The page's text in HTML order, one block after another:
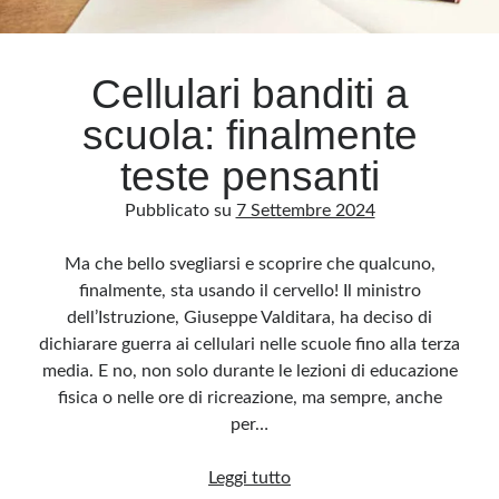
Archivio
Categorie
Questo blog non rappresenta una testata giornalistica, in quanto viene aggiornato
sensi della legge n· 62 del 7.03.2001. L’autore non è responsabile di quanto
pubblicato dai lettori nei commenti ai vari post. Saranno comunque cancellati quelli
ritenuti offensivi o lesivi dell’immagine o dell’onorabilità di terzi, di genere spam,
razzisti o che contengano dati personali non conformi al rispetto delle norme sulla
privacy. Alcune immagini inserite in questo blog sono tratte da Internet e, pertanto,
considerate di pubblico dominio. Qualora la loro pubblicazione violasse eventuali
diritti d’autore, vi invito a comunicarlo via e-mail a info[at]dinovalle.it e saranno
Cellulari banditi a
scuola: finalmente
teste pensanti
Pubblicato su 7 Settembre 2024
Ma che bello svegliarsi e scoprire che qualcuno,
finalmente, sta usando il cervello! Il ministro
dell’Istruzione, Giuseppe Valditara, ha deciso di
dichiarare guerra ai cellulari nelle scuole fino alla terza
media. E no, non solo durante le lezioni di educazione
fisica o nelle ore di ricreazione, ma sempre, anche
per…
Leggi tuttoCellulari